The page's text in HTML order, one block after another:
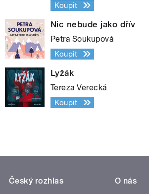
Koupit
Nic nebude jako dřív
Petra Soukupová
Koupit
Lyžák
Tereza Verecká
Koupit
Český rozhlas
O nás